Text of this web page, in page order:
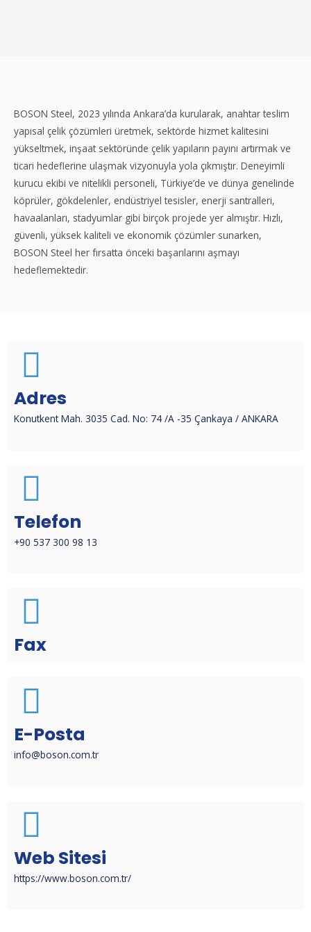
BOSON Steel, 2023 yılında Ankara’da kurularak, anahtar teslim
yapısal çelik çözümleri üretmek, sektörde hizmet kalitesini
yükseltmek, inşaat sektöründe çelik yapıların payını artırmak ve
ticari hedeflerine ulaşmak vizyonuyla yola çıkmıştır. Deneyimli
kurucu ekibi ve nitelikli personeli, Türkiye’de ve dünya genelinde
köprüler, gökdelenler, endüstriyel tesisler, enerji santralleri,
havaalanları, stadyumlar gibi birçok projede yer almıştır. Hızlı,
güvenli, yüksek kaliteli ve ekonomik çözümler sunarken,
BOSON Steel her fırsatta önceki başarılarını aşmayı
hedeflemektedir.
Adres
Konutkent Mah. 3035 Cad. No: 74 /A -35 Çankaya / ANKARA
Telefon
+90 537 300 98 13
Fax
E-Posta
info@boson.com.tr
Web Sitesi
https://www.boson.com.tr/